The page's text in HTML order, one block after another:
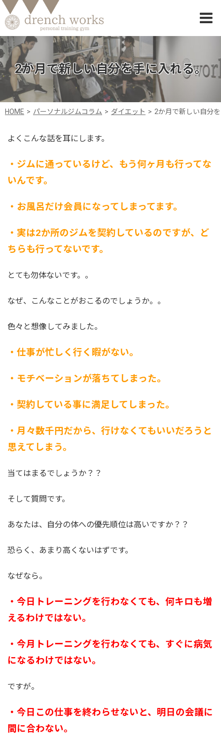
2か月で新しい自分を手に入れる。
HOME パーソナルジムコラム ダイエット 2か月で新しい自分
よくこんな話を耳にします。
・ジムに通っているけど、もう何ヶ月も行ってな
いんです。
・お風呂だけ会員になってしまってます。
・実は2か所のジムを契約しているのですが、ど
ちらも行ってないです。
とても勿体ないです。。
なぜ、こんなことがおこるのでしょうか。。
色々と想像してみました。
・仕事が忙しく行く暇がない。
・モチベーションが落ちてしまった。
・契約している事に満足してしまった。
・月々数千円だから、行けなくてもいいだろうと
思えてしまう。
当てはまるでしょうか？？
そして質問です。
あなたは、自分の体への優先順位は高いですか？？
恐らく、あまり高くないはずです。
なぜなら。
・今日トレーニングを行わなくても、何キロも増
えるわけではない。
・今月トレーニングを行わなくても、すぐに病気
になるわけではない。
ですが。
・今日この仕事を終わらせないと、明日の会議に
間に合わない。